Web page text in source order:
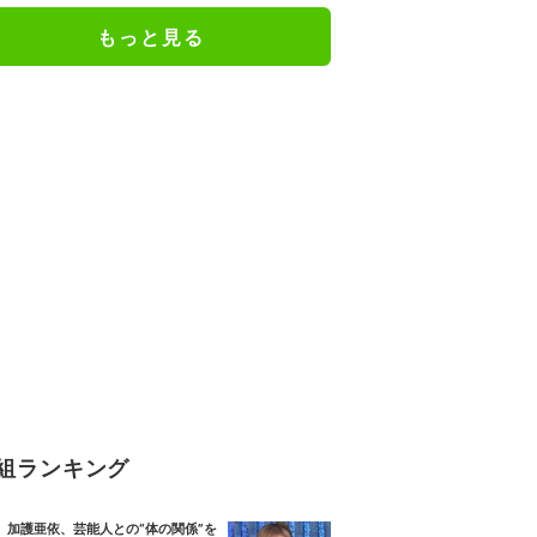
もっと見る
ランキング
加護亜依、芸能人との“体の関係”を